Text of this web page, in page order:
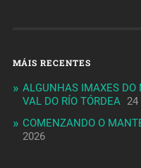
MÁIS RECENTES
ALGUNHAS IMAXES DO
VAL DO RÍO TÓRDEA 24
COMENZANDO O
2026